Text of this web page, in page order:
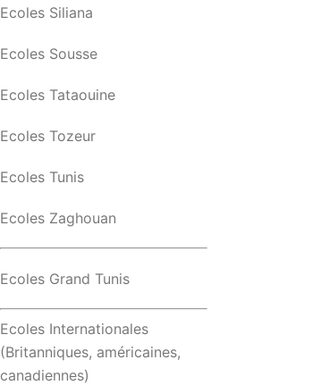
Ecoles Siliana
Ecoles Sousse
Ecoles Tataouine
Ecoles Tozeur
Ecoles Tunis
Ecoles Zaghouan
Ecoles Grand Tunis
Ecoles Internationales
(Britanniques, américaines,
canadiennes)